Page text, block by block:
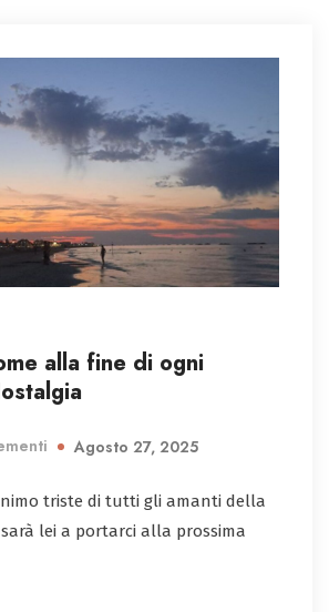
alla fine di ogni
Agosto 27, 2025
triste di tutti gli amanti della
lei a portarci alla prossima